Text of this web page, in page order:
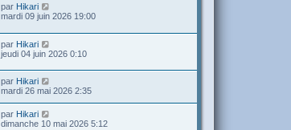
par Hikari
mardi 09 juin 2026 19:00
par Hikari
jeudi 04 juin 2026 0:10
par Hikari
mardi 26 mai 2026 2:35
par Hikari
dimanche 10 mai 2026 5:12